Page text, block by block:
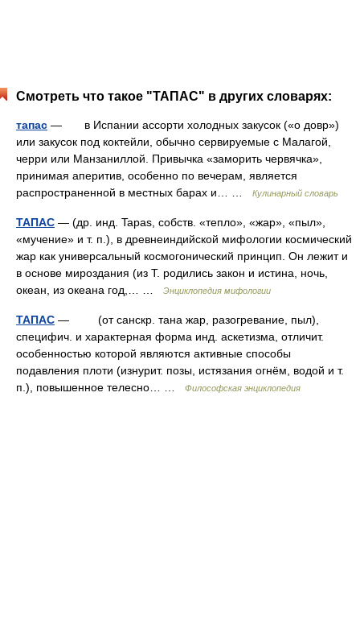
Смотреть что такое "ТАПАС" в других словарях:
тапас — в Испании ассорти холодных закусок («о довр»)
или закусок под коктейли, обычно сервируемые с Малагой,
черри или Манзаниллой. Привычка «заморить червячка»,
принимая аперитив, особенно по вечерам, является
распространенной в местных барах и… …
Кулинарный словарь
ТАПАС — (др. инд. Tapas, собств. «тепло», «жар», «пыл»,
«мучение» и т. п.), в древнеиндийской мифологии космический
жар как универсальный космогонический принцип. Он лежит и
в основе мироздания (из Т. родились закон и истина, ночь,
океан, из океана год,… …
Энциклопедия мифологии
ТАПАС — (от санскр. тана жар, разогревание, пыл),
специфич. и характерная форма инд. аскетизма, отличит.
особенностью которой являются активные способы
подавления плоти (изнурит. позы, истязания огнём, водой и т.
п.), повышенное телесно… …
Философская энциклопедия